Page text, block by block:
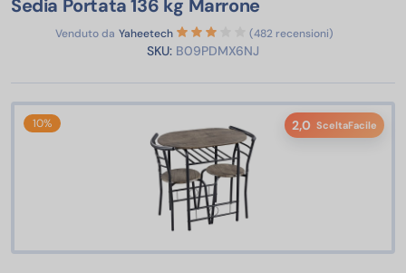
Sedia Portata 136 kg Marrone
Venduto da Yaheetech (482 recensioni)
SKU: B09PDMX6NJ
10% 2,0 SceltaFacile